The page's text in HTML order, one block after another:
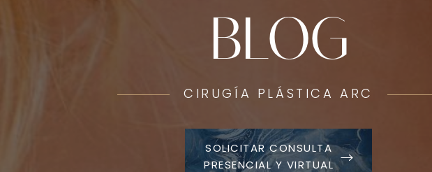
BLOG
CIRUGÍA PLÁSTICA ARC
SOLICITAR CONSULTA
PRESENCIAL Y VIRTUAL